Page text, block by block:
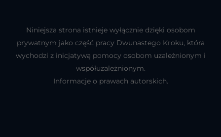
Niniejsza strona istnieje wyłącznie dzięki osobom
prywatnym jako część pracy Dwunastego Kroku, która
wychodzi z inicjatywą pomocy osobom uzależnionym i
współuzależnionym.
Informacje o prawach autorskich.